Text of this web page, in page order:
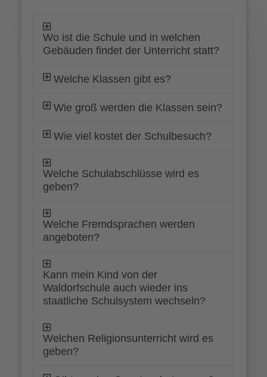
Wo ist die Schule und in welchen
Gebäuden findet der Unterricht statt?
Welche Klassen gibt es?
Wie groß werden die Klassen sein?
Wie viel kostet der Schulbesuch?
Welche Schulabschlüsse wird es
geben?
Welche Fremdsprachen werden
angeboten?
Kann mein Kind von der
Waldorfschule auch wieder ins
staatliche Schulsystem wechseln?
Welchen Religionsunterricht wird es
geben?